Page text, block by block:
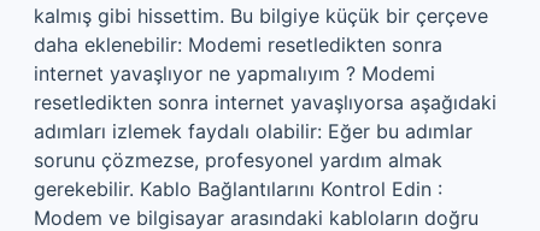
kalmış gibi hissettim. Bu bilgiye küçük bir çerçeve
daha eklenebilir: Modemi resetledikten sonra
internet yavaşlıyor ne yapmalıyım ? Modemi
resetledikten sonra internet yavaşlıyorsa aşağıdaki
adımları izlemek faydalı olabilir: Eğer bu adımlar
sorunu çözmezse, profesyonel yardım almak
gerekebilir. Kablo Bağlantılarını Kontrol Edin :
Modem ve bilgisayar arasındaki kabloların doğru